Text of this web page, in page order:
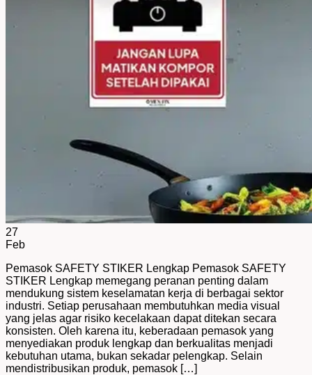
27
Feb
Pemasok SAFETY STIKER Lengkap Pemasok SAFETY
STIKER Lengkap memegang peranan penting dalam
mendukung sistem keselamatan kerja di berbagai sektor
industri. Setiap perusahaan membutuhkan media visual
yang jelas agar risiko kecelakaan dapat ditekan secara
konsisten. Oleh karena itu, keberadaan pemasok yang
menyediakan produk lengkap dan berkualitas menjadi
kebutuhan utama, bukan sekadar pelengkap. Selain
mendistribusikan produk, pemasok […]